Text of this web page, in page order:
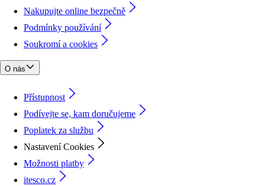
Nakupujte online bezpečně
Podmínky používání
Soukromí a cookies
O nás
Přístupnost
Podívejte se, kam doručujeme
Poplatek za službu
Nastavení Cookies
Možnosti platby
itesco.cz